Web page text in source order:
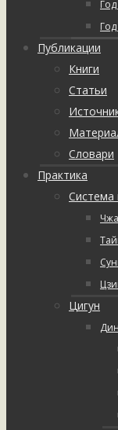
Публикации
Книги
Статьи
Словари
Практика
Система
Цигун